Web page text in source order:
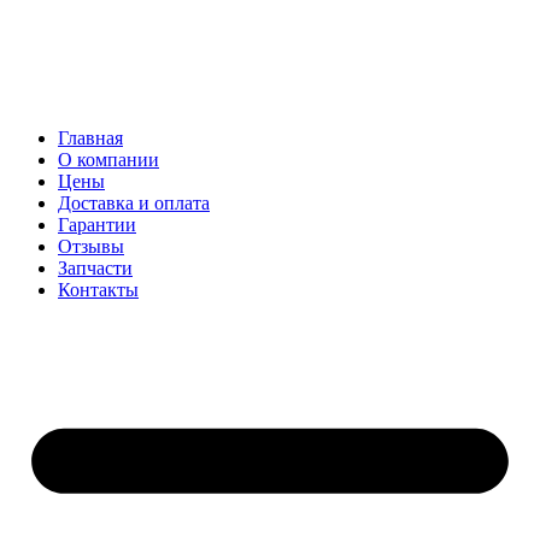
Главная
О компании
Цены
Доставка и оплата
Гарантии
Отзывы
Запчасти
Контакты